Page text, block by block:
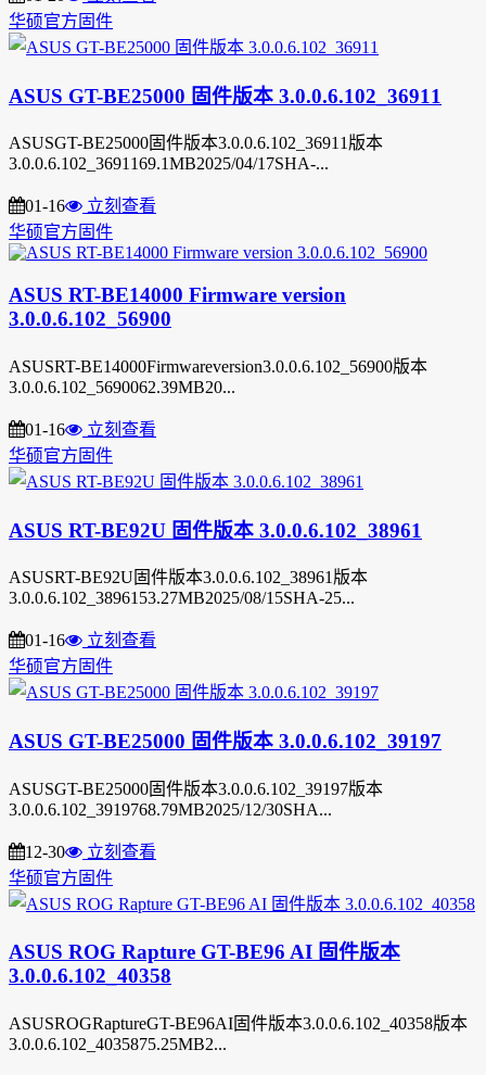
华硕官方固件
ASUS GT-BE25000 固件版本 3.0.0.6.102_36911
ASUSGT-BE25000固件版本3.0.0.6.102_36911版本
3.0.0.6.102_3691169.1MB2025/04/17SHA-...
01-16
立刻查看
华硕官方固件
ASUS RT-BE14000 Firmware version
3.0.0.6.102_56900
ASUSRT-BE14000Firmwareversion3.0.0.6.102_56900版本
3.0.0.6.102_5690062.39MB20...
01-16
立刻查看
华硕官方固件
ASUS RT-BE92U 固件版本 3.0.0.6.102_38961
ASUSRT-BE92U固件版本3.0.0.6.102_38961版本
3.0.0.6.102_3896153.27MB2025/08/15SHA-25...
01-16
立刻查看
华硕官方固件
ASUS GT-BE25000 固件版本 3.0.0.6.102_39197
ASUSGT-BE25000固件版本3.0.0.6.102_39197版本
3.0.0.6.102_3919768.79MB2025/12/30SHA...
12-30
立刻查看
华硕官方固件
ASUS ROG Rapture GT-BE96 AI 固件版本
3.0.0.6.102_40358
ASUSROGRaptureGT-BE96AI固件版本3.0.0.6.102_40358版本
3.0.0.6.102_4035875.25MB2...